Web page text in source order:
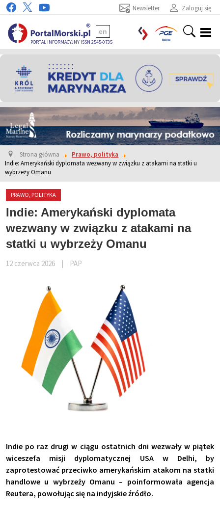
Zaloguj się
Newsletter
PORTAL INFORMACYJNY ISSN 2545-0735
en
Strona główna
Prawo, polityka
Indie: Amerykański dyplomata wezwany w związku z atakami na statki u
wybrzeży Omanu
PRAWO, POLITYKA
Indie: Amerykański dyplomata
wezwany w związku z atakami na
statki u wybrzeży Omanu
12 czerwca 2026 PAP
Indie po raz drugi w ciągu ostatnich dni wezwały w piątek
wiceszefa misji dyplomatycznej USA w Delhi, by
zaprotestować przeciwko amerykańskim atakom na statki
handlowe u wybrzeży Omanu – poinformowała agencja
Reutera, powołując się na indyjskie źródło.